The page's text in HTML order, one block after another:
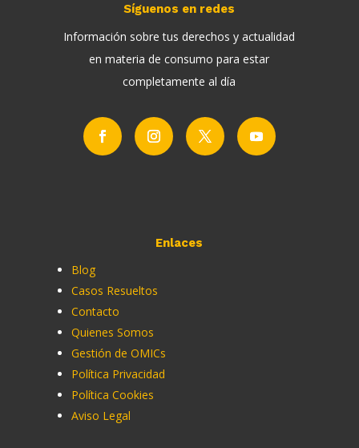
Síguenos en redes
Información sobre tus derechos y actualidad
en materia de consumo para estar
completamente al día
Enlaces
Blog
Casos Resueltos
Contacto
Quienes Somos
Gestión de OMICs
Política Privacidad
Política Cookies
Aviso Legal